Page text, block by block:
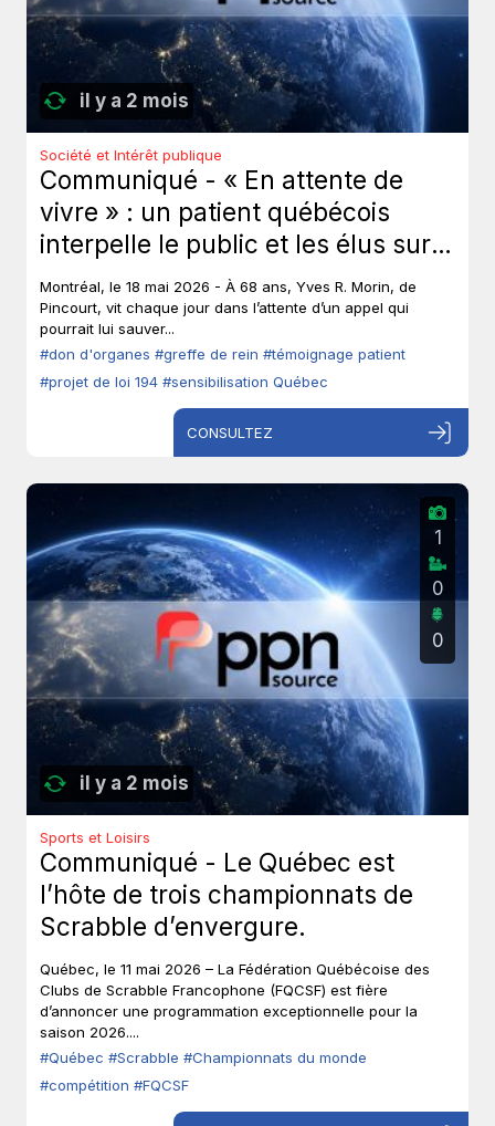
il y a 2 mois
Société et Intérêt publique
Communiqué - « En attente de
vivre » : un patient québécois
interpelle le public et les élus sur
le don d’organes.
Montréal, le 18 mai 2026 - À 68 ans, Yves R. Morin, de
Pincourt, vit chaque jour dans l’attente d’un appel qui
pourrait lui sauver...
#don d'organes #greffe de rein #témoignage patient
#projet de loi 194 #sensibilisation Québec
CONSULTEZ
il y a 2 mois
1
0
0
Sports et Loisirs
Communiqué - Le Québec est
l’hôte de trois championnats de
Scrabble d’envergure.
Québec, le 11 mai 2026 – La Fédération Québécoise des
Clubs de Scrabble Francophone (FQCSF) est fière
d’annoncer une programmation exceptionnelle pour la
saison 2026....
#Québec #Scrabble #Championnats du monde
#compétition #FQCSF